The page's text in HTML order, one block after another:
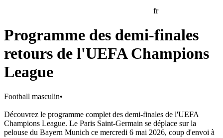
fr
Programme des demi-finales
retours de l'UEFA Champions
League
Football masculin•
Découvrez le programme complet des demi-finales de l'UEFA
Champions League. Le Paris Saint-Germain se déplace sur la
pelouse du Bayern Munich ce mercredi 6 mai 2026, coup d'envoi à